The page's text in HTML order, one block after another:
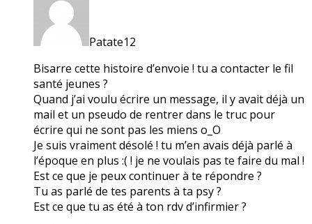
Patate12
Bisarre cette histoire d’envoie ! tu a contacter le fil
santé jeunes ?
Quand j’ai voulu écrire un message, il y avait déjà un
mail et un pseudo de rentrer dans le truc pour
écrire qui ne sont pas les miens o_O
Je suis vraiment désolé ! tu m’en avais déjà parlé à
l’époque en plus :( ! je ne voulais pas te faire du mal !
Est ce que je peux continuer à te répondre ?
Tu as parlé de tes parents à ta psy ?
Est ce que tu as été à ton rdv d’infirmier ?